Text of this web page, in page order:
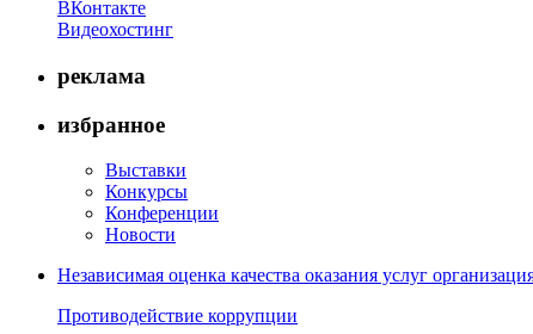
ВКонтакте
Видеохостинг
реклама
избранное
Выставки
Конкурсы
Конференции
Новости
Независимая оценка качества оказания услуг
Противодействие коррупции